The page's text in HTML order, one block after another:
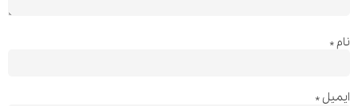
نام *
ایمیل*